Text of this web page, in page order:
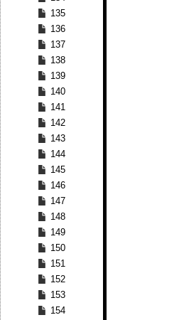
135
136
137
138
139
140
141
142
143
144
145
146
147
148
149
150
151
152
153
154